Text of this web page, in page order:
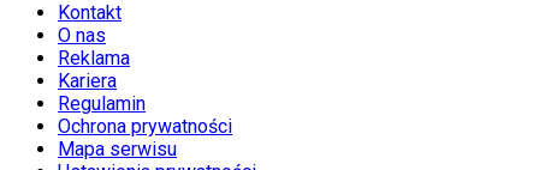
Kontakt
O nas
Reklama
Kariera
Regulamin
Ochrona prywatności
Mapa serwisu